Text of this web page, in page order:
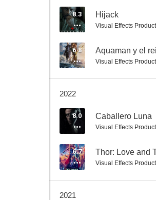
The Witcher
7.8
8.3 Hijack
Visual Effects
6.8 Aquaman y el
Visual Effects
2022
8.0 Caballero Luna
Visual Effects
6.7 Thor: Love and
Visual Effects
2021